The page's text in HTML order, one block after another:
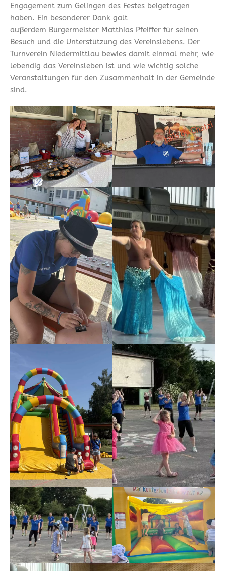
Engagement zum Gelingen des Festes beigetragen
haben. Ein besonderer Dank galt
außerdem Bürgermeister Matthias Pfeiffer für seinen
Besuch und die Unterstützung des Vereinslebens. Der
Turnverein Niedermittlau bewies damit einmal mehr, wie
lebendig das Vereinsleben ist und wie wichtig solche
Veranstaltungen für den Zusammenhalt in der Gemeinde
sind.